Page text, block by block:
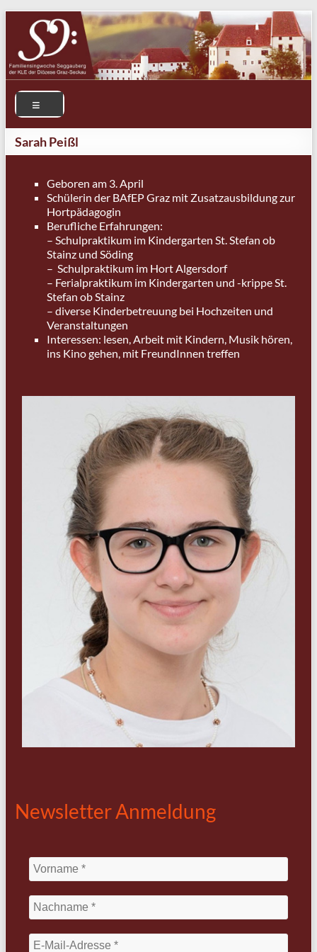
Sarah Peißl
Geboren am 3. April
Schülerin der BAfEP Graz mit Zusatzausbildung zur
Hortpädagogin
Berufliche Erfahrungen:
– Schulpraktikum im Kindergarten St. Stefan ob
Stainz und Söding
– Schulpraktikum im Hort Algersdorf
– Ferialpraktikum im Kindergarten und -krippe St.
Stefan ob Stainz
– diverse Kinderbetreuung bei Hochzeiten und
Veranstaltungen
Interessen: lesen, Arbeit mit Kindern, Musik hören,
ins Kino gehen, mit FreundInnen treffen
Newsletter Anmeldung